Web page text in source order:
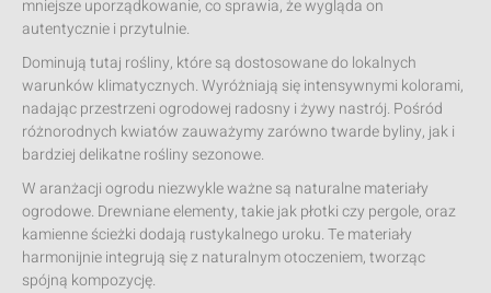
mniejsze uporządkowanie, co sprawia, że wygląda on
autentycznie i przytulnie.
Dominują tutaj rośliny, które są dostosowane do lokalnych
warunków klimatycznych. Wyróżniają się intensywnymi kolorami,
nadając przestrzeni ogrodowej radosny i żywy nastrój. Pośród
różnorodnych kwiatów zauważymy zarówno twarde byliny, jak i
bardziej delikatne rośliny sezonowe.
W aranżacji ogrodu niezwykle ważne są naturalne materiały
ogrodowe. Drewniane elementy, takie jak płotki czy pergole, oraz
kamienne ścieżki dodają rustykalnego uroku. Te materiały
harmonijnie integrują się z naturalnym otoczeniem, tworząc
spójną kompozycję.